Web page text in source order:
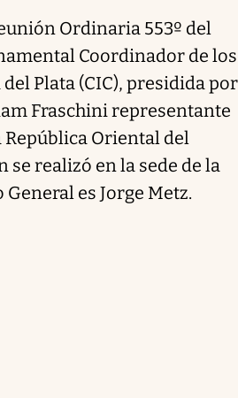
Ordinaria 553º del
Coordinador de los
del Plata (CIC), presidida por
Fraschini representante
Oriental del
se realizó en la sede de la
es Jorge Metz.